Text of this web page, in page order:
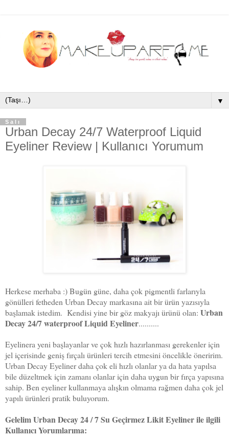
▼
Salı
Urban Decay 24/7 Waterproof Liquid
Eyeliner Review | Kullanıcı Yorumum
Herkese merhaba :) Bugün güne, daha çok pigmentli farlarıyla
gönülleri fetheden Urban Decay markasına ait bir ürün yazısıyla
başlamak istedim. Kendisi yine bir göz makyajı ürünü olan: Urban
Decay 24/7 waterproof Liquid Eyeliner..........
Eyelinera yeni başlayanlar ve çok hızlı hazırlanması gerekenler için
jel içerisinde geniş fırçalı ürünleri tercih etmesini öncelikle öneririm.
Urban Decay Eyeliner daha çok eli hızlı olanlar ya da hata yapılsa
bile düzeltmek için zamanı olanlar için daha uygun bir fırça yapısına
sahip. Ben eyeliner kullanmaya alışkın olmama rağmen daha çok jel
yapılı ürünleri pratik buluyorum.
Gelelim Urban Decay 24 / 7 Su Geçirmez Likit Eyeliner ile ilgili
Kullanıcı Yorumlarıma: